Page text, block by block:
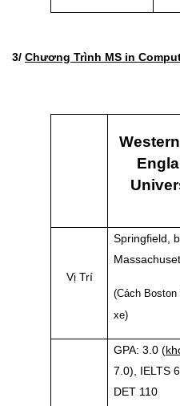
3/ Chương Trình MS in
Vị Trí
Springfield,
(Cách Boston
xe)
GPA: 3.0 (
7.0), IELTS
DET 110